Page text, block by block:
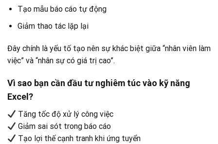
Tạo mẫu báo cáo tự động
Giảm thao tác lặp lại
Đây chính là yếu tố tạo nên sự khác biệt giữa “nhân viên làm
việc” và “nhân sự có giá trị cao”.
Vì sao bạn cần đầu tư nghiêm túc vào kỹ năng
Excel?
Tăng tốc độ xử lý công việc
Giảm sai sót trong báo cáo
Tạo lợi thế cạnh tranh khi ứng tuyển